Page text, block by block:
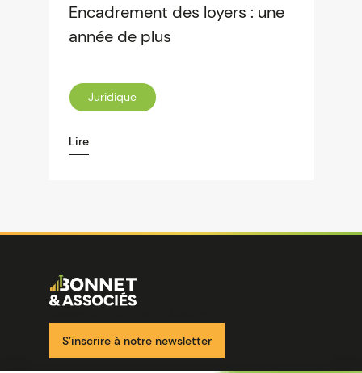
Encadrement des loyers : une
année de plus
Juridique
Lire
Image
S’inscrire à notre newsletter